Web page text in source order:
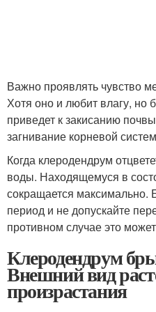
Важно проявлять чувство
Хотя оно и любит влагу, но
приведет к закисанию
загнивание корневой
Когда клеродендрум
воды. Находящемуся в
сокращается максимально.
период и не допускайте
противном случае это
Клеродендрум
Внешний вид
произрастания